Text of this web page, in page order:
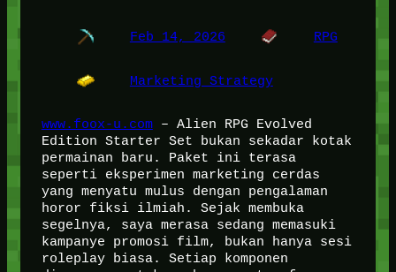
Feb 14, 2026 RPG
Marketing Strategy
www.foox-u.com– Alien RPG Evolved
Edition Starter Set bukan sekadar kotak
permainan baru. Paket ini terasa
seperti eksperimen marketing cerdas
yang menyatu mulus dengan pengalaman
horor fiksi ilmiah. Sejak membuka
segelnya, saya merasa sedang memasuki
kampanye promosi film, bukan hanya sesi
roleplay biasa. Setiap komponen